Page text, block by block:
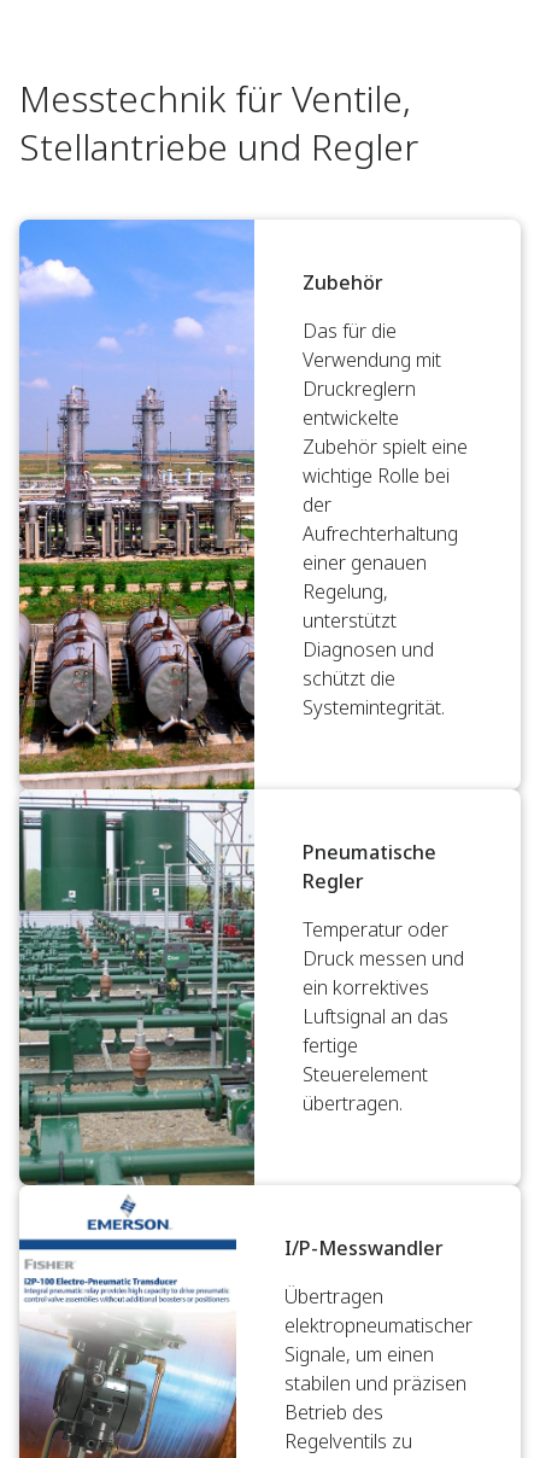
Messtechnik für Ventile,
Stellantriebe und Regler
Zubehör
Das für die
Verwendung mit
Druckreglern
entwickelte
Zubehör spielt eine
wichtige Rolle bei
der
Aufrechterhaltung
einer genauen
Regelung,
unterstützt
Diagnosen und
schützt die
Systemintegrität.
Pneumatische
Regler
Temperatur oder
Druck messen und
ein korrektives
Luftsignal an das
fertige
Steuerelement
übertragen.
I/P-Messwandler
Übertragen
elektropneumatischer
Signale, um einen
stabilen und präzisen
Betrieb des
Regelventils zu